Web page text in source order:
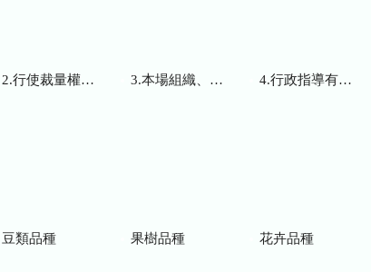
2.行使裁量權而訂頒之解釋性規定及裁量基準 3.本場組織、職掌及聯絡資訊 4.行政指導有關文書
豆類品種 果樹品種 花卉品種